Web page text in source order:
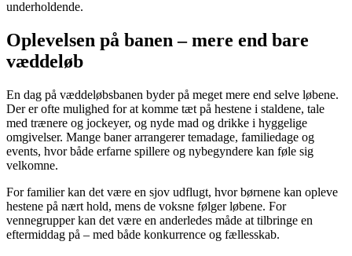
underholdende.
Oplevelsen på banen – mere end bare
væddeløb
En dag på væddeløbsbanen byder på meget mere end selve løbene.
Der er ofte mulighed for at komme tæt på hestene i staldene, tale
med trænere og jockeyer, og nyde mad og drikke i hyggelige
omgivelser. Mange baner arrangerer temadage, familiedage og
events, hvor både erfarne spillere og nybegyndere kan føle sig
velkomne.
For familier kan det være en sjov udflugt, hvor børnene kan opleve
hestene på nært hold, mens de voksne følger løbene. For
vennegrupper kan det være en anderledes måde at tilbringe en
eftermiddag på – med både konkurrence og fællesskab.